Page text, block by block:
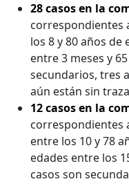
28 casos en la
correspondientes
los 8 y 80 años de
entre 3 meses y
secundarios, tres
aún están sin
12 casos en la
correspondientes
entre los 10 y 78
edades entre los
casos son